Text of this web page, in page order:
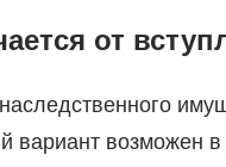
от
вариант возможен